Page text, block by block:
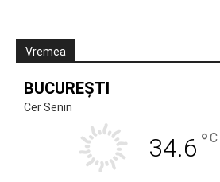
Vremea
BUCUREȘTI
Cer Senin
34.6 °C